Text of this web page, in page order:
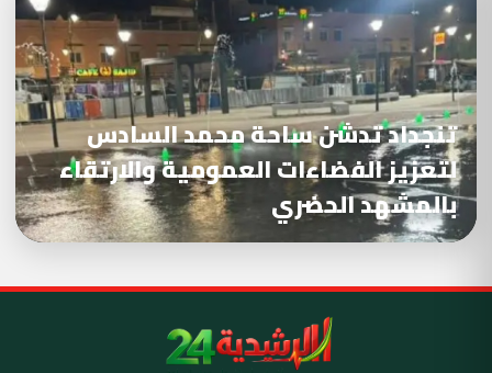
تنجداد تدشن ساحة محمد السادس
لتعزيز الفضاءات العمومية والارتقاء
بالمشهد الحضري